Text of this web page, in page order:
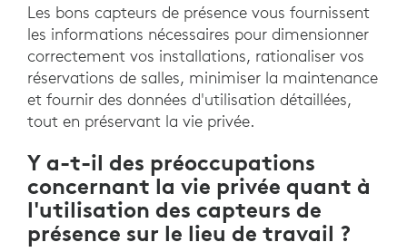
Les bons capteurs de présence vous fournissent
les informations nécessaires pour dimensionner
correctement vos installations, rationaliser vos
réservations de salles, minimiser la maintenance
et fournir des données d'utilisation détaillées,
tout en préservant la vie privée.
Y a-t-il des préoccupations
concernant la vie privée quant à
l'utilisation des capteurs de
présence sur le lieu de travail ?